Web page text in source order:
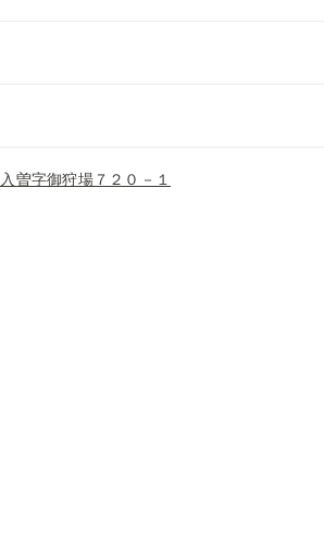
曽字御狩場７２０－１